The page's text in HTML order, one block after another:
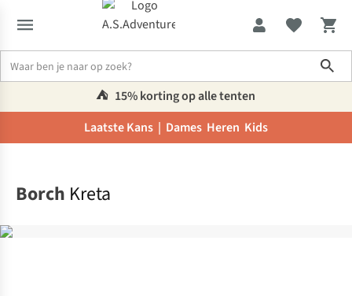
⛺️ 15% korting op alle tenten
Laatste Kans | Dames Heren Kids
Borch Kreta